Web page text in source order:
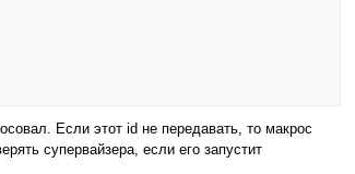
Если этот id не передавать, то макрос
супервайзера, если его запустит